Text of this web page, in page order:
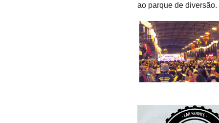
ao parque de diversão.